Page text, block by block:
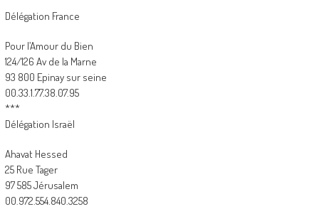
Délégation France
Pour l’Amour du Bien
124/126 Av de la Marne
93 800 Epinay sur seine
00.33.1.77.38.07.95
***
Délégation Israël
Ahavat Hessed
25 Rue Tager
97 585 Jérusalem
00.972.554.840.3258